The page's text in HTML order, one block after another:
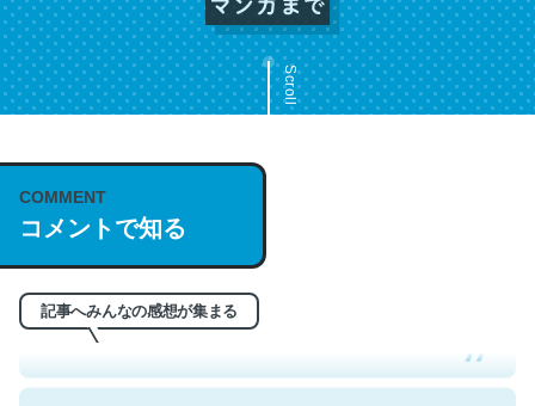
Scroll
COMMENT
コメントで知る
記事へみんなの感想が集まる
これは名文。彼はとてもクレバーなんだろうなと凄く思
う。英語少しでも読める人は原文もお勧め。自分はこの流
れ好き。Let’s Fucking Go. Then Covid hit. Shit.
─今のこの状況が信じられるかい？ by ラーズ・ヌートバー